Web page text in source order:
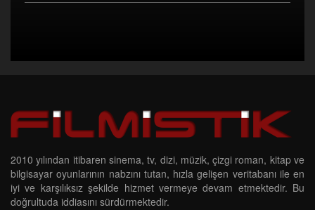
2010 yılından itibaren sinema, tv, dizi, müzik, çizgi roman, kitap ve
bilgisayar oyunlarının nabzını tutan, hızla gelişen veritabanı ile en
iyi ve karşılıksız şekilde hizmet vermeye devam etmektedir. Bu
doğrultuda iddiasını sürdürmektedir.